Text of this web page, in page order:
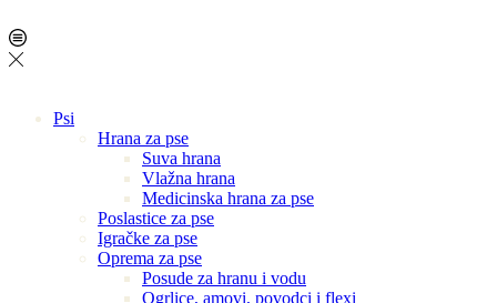
Psi
Hrana za pse
Suva hrana
Vlažna hrana
Medicinska hrana za pse
Poslastice za pse
Igračke za pse
Oprema za pse
Posude za hranu i vodu
Ogrlice, amovi, povodci i flexi